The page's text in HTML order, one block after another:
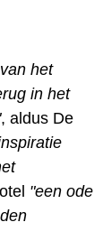
het
in het
, aldus De
"een ode